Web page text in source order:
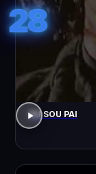
28
EU SOU PAI